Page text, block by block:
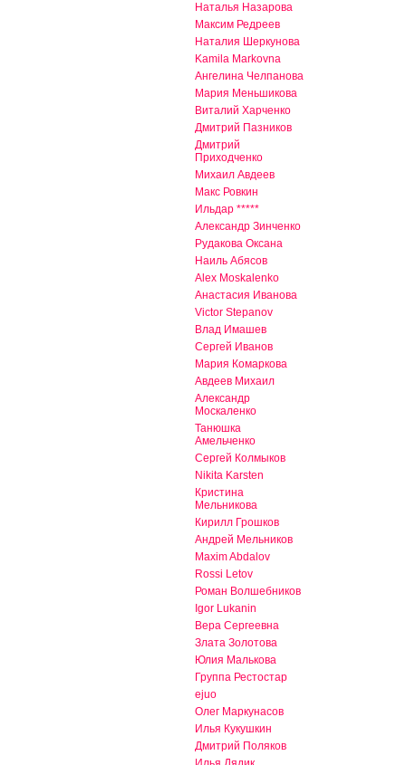
Наталья Назарова
Максим Редреев
Наталия Шеркунова
Kamila Markovna
Ангелина Челпанова
Мария Меньшикова
Виталий Харченко
Дмитрий Пазников
Дмитрий
Приходченко
Михаил Авдеев
Макс Ровкин
Ильдар *****
Александр Зинченко
Рудакова Оксана
Наиль Абясов
Alex Moskalenko
Анастасия Иванова
Victor Stepanov
Влад Имашев
Сергей Иванов
Мария Комаркова
Авдеев Михаил
Александр
Москаленко
Танюшка
Амельченко
Сергей Колмыков
Nikita Karsten
Кристина
Мельникова
Кирилл Грошков
Андрей Мельников
Maxim Abdalov
Rossi Letov
Роман Волшебников
Igor Lukanin
Вера Сергеевна
Злата Золотова
Юлия Малькова
Группа Рестостар
ejuo
Олег Маркунасов
Илья Кукушкин
Дмитрий Поляков